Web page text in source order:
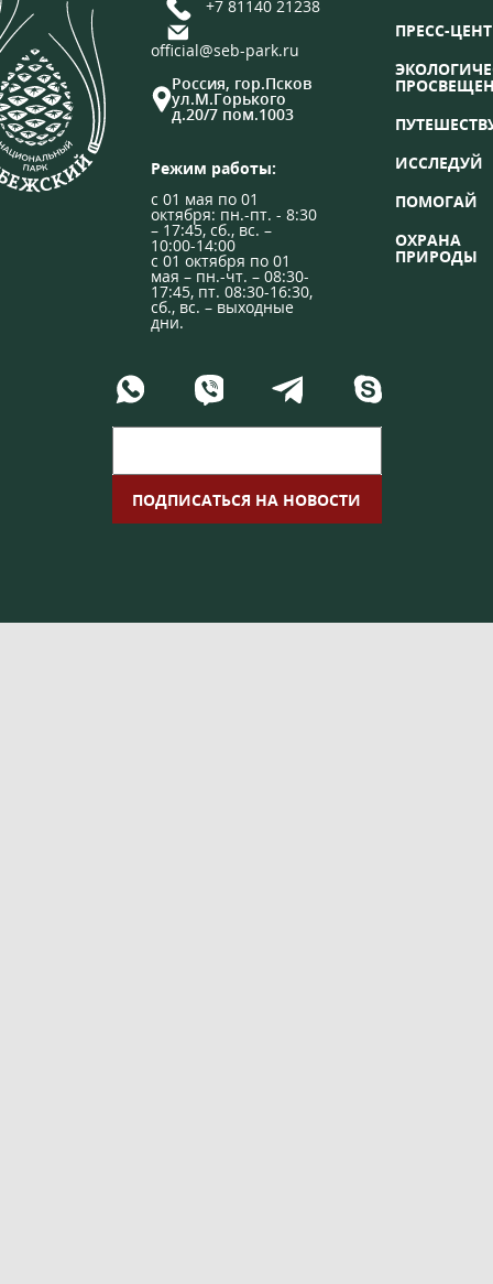
+7 81140 21238
official@seb-park.ru
Россия, гор.Псков
ул.М.Горького
д.20/7 пом.1003
Режим работы:
с 01 мая по 01
октября: пн.-пт. - 8:30
– 17:45, сб., вс. –
10:00-14:00
с 01 октября по 01
мая – пн.-чт. – 08:30-
17:45, пт. 08:30-16:30,
сб., вс. – выходные
дни.
ПРЕСС-
ИССЛЕДУЙ
ПОМОГАЙ
ОХРАНА
ПРИРОДЫ